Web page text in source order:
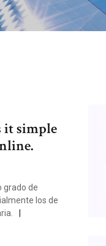
it simple
grado de
los de